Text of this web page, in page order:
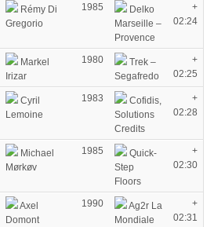
Rémy Di
Gregorio
1985
Delko
Marseille –
Provence
+
02:24
Markel
Irizar
1980
Trek –
Segafredo
+
02:25
Cyril
Lemoine
1983
Cofidis,
Solutions
Credits
+
02:28
Michael
Mørkøv
1985
Quick-
Step
Floors
+
02:30
Axel
Domont
1990
Ag2r La
Mondiale
+
02:31